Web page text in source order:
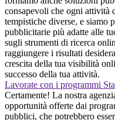
consapevoli che ogni attività
tempistiche diverse, e siamo
pubblicitarie più adatte alle
sugli strumenti di ricerca
raggiungere i risultati
crescita della tua visibilità
successo della tua attività.
Lavorate con i programmi
Certamente! La nostra
opportunità offerte dai
pubblici, che potrebbero